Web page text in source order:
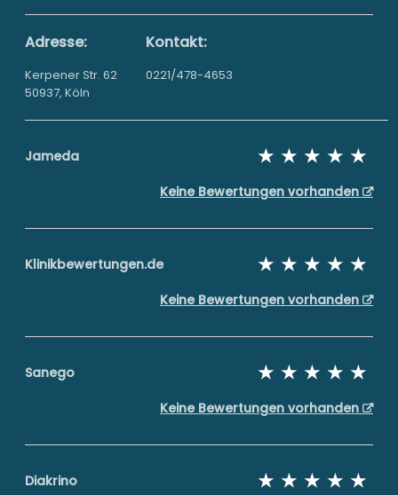
Adresse:
Kerpener Str. 62
50937, Köln
Kontakt:
0221/478-4653
Jameda
Keine Bewertungen vorhanden
Klinikbewertungen.de
Keine Bewertungen vorhanden
Sanego
Keine Bewertungen vorhanden
Diakrino